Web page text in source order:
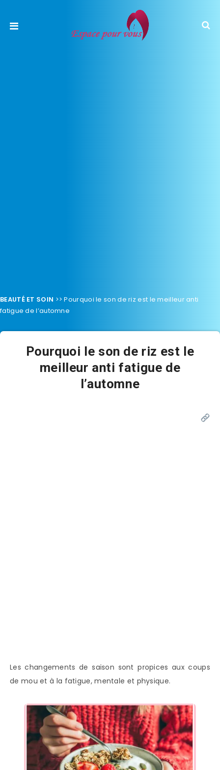
BEAUTÉ ET SOIN >>Pourquoi le son de riz est le meilleur anti
fatigue de l’automne
Pourquoi le son de riz est le
meilleur anti fatigue de
l’automne
Les changements de saison sont propices aux coups
de mou et à la fatigue, mentale et physique.